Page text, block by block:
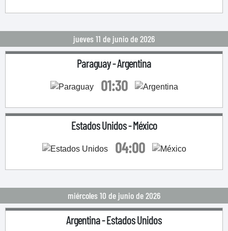
jueves 11 de junio de 2026
Paraguay-Argentina
01:30
Estados Unidos-México
04:00
miércoles 10 de junio de 2026
Argentina-Estados Unidos